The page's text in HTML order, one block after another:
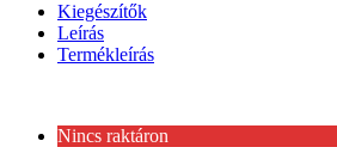
Kiegészítők
Leírás
Termékleírás
Nincs raktáron